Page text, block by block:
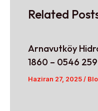
Related
Arnavutköy
1860 – 0546
Haziran 27, 2025/